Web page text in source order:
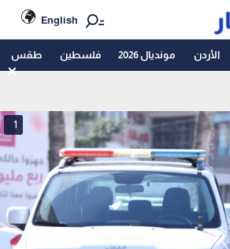
English
الأردن مونديال 2026 فلسطين طقس
1